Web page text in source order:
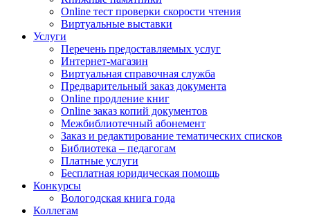
Online тест проверки скорости чтения
Виртуальные выставки
Услуги
Перечень предоставляемых услуг
Интернет-магазин
Виртуальная справочная служба
Предварительный заказ документа
Online продление книг
Online заказ копий документов
Межбиблиотечный абонемент
Заказ и редактирование тематических списков
Библиотека – педагогам
Платные услуги
Бесплатная юридическая помощь
Конкурсы
Вологодская книга года
Коллегам